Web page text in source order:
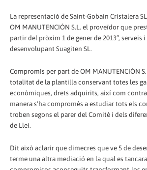
La representació de Saint-Gobain Cristalera
OM MANUTENCIÓN S.L. el proveïdor que
partir del pròxim 1 de gener de 2013”, serveis
desenvolupant Suagiten SL.
Compromís per part de OM MANUTENCIÓN
totalitat de la plantilla conservant totes les
econòmiques, drets adquirits, així com
manera s'ha compromès a estudiar tots els
troben segons el parer del Comitè i dels
de Llei.
Dit això aclarir que dimecres que ve 5 de
terme una altra mediació en la qual es